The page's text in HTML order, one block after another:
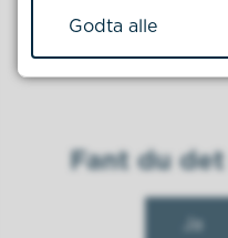
Økonomiavdelingen
Fant du
Ja
Godta alle